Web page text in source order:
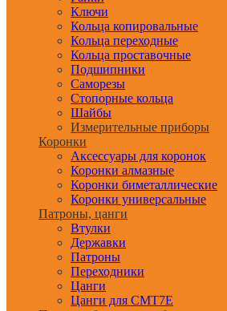
Ключи
Кольца копировальные
Кольца переходные
Кольца проставочные
Подшипники
Саморезы
Стопорные кольца
Шайбы
Измерительные приборы
Коронки
Аксессуары для коронок
Коронки алмазные
Коронки биметаллические
Коронки универсальные
Патроны, цанги
Втулки
Державки
Патроны
Переходники
Цанги
Цанги для CMT7E